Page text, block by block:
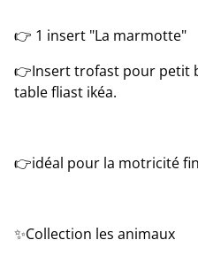
👉 1 insert "La marmotte"
👉Insert trofast pour petit
table fliast ikéa.
👉idéal pour la motricité
✨️Collection les animaux